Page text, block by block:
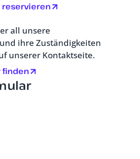
all unsere
ihre Zuständigkeiten
unserer Kontaktseite.
finden